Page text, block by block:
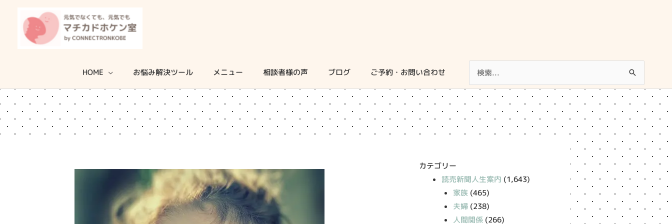
プ
HOME お悩み解決ツール メニュー 相談者様の声 ブログ ご予約・お問い合わせ
索
対
象:
カテゴリー
読売新聞人生案内 (1,643)
家族 (465)
夫婦(238)
人間関係(266)